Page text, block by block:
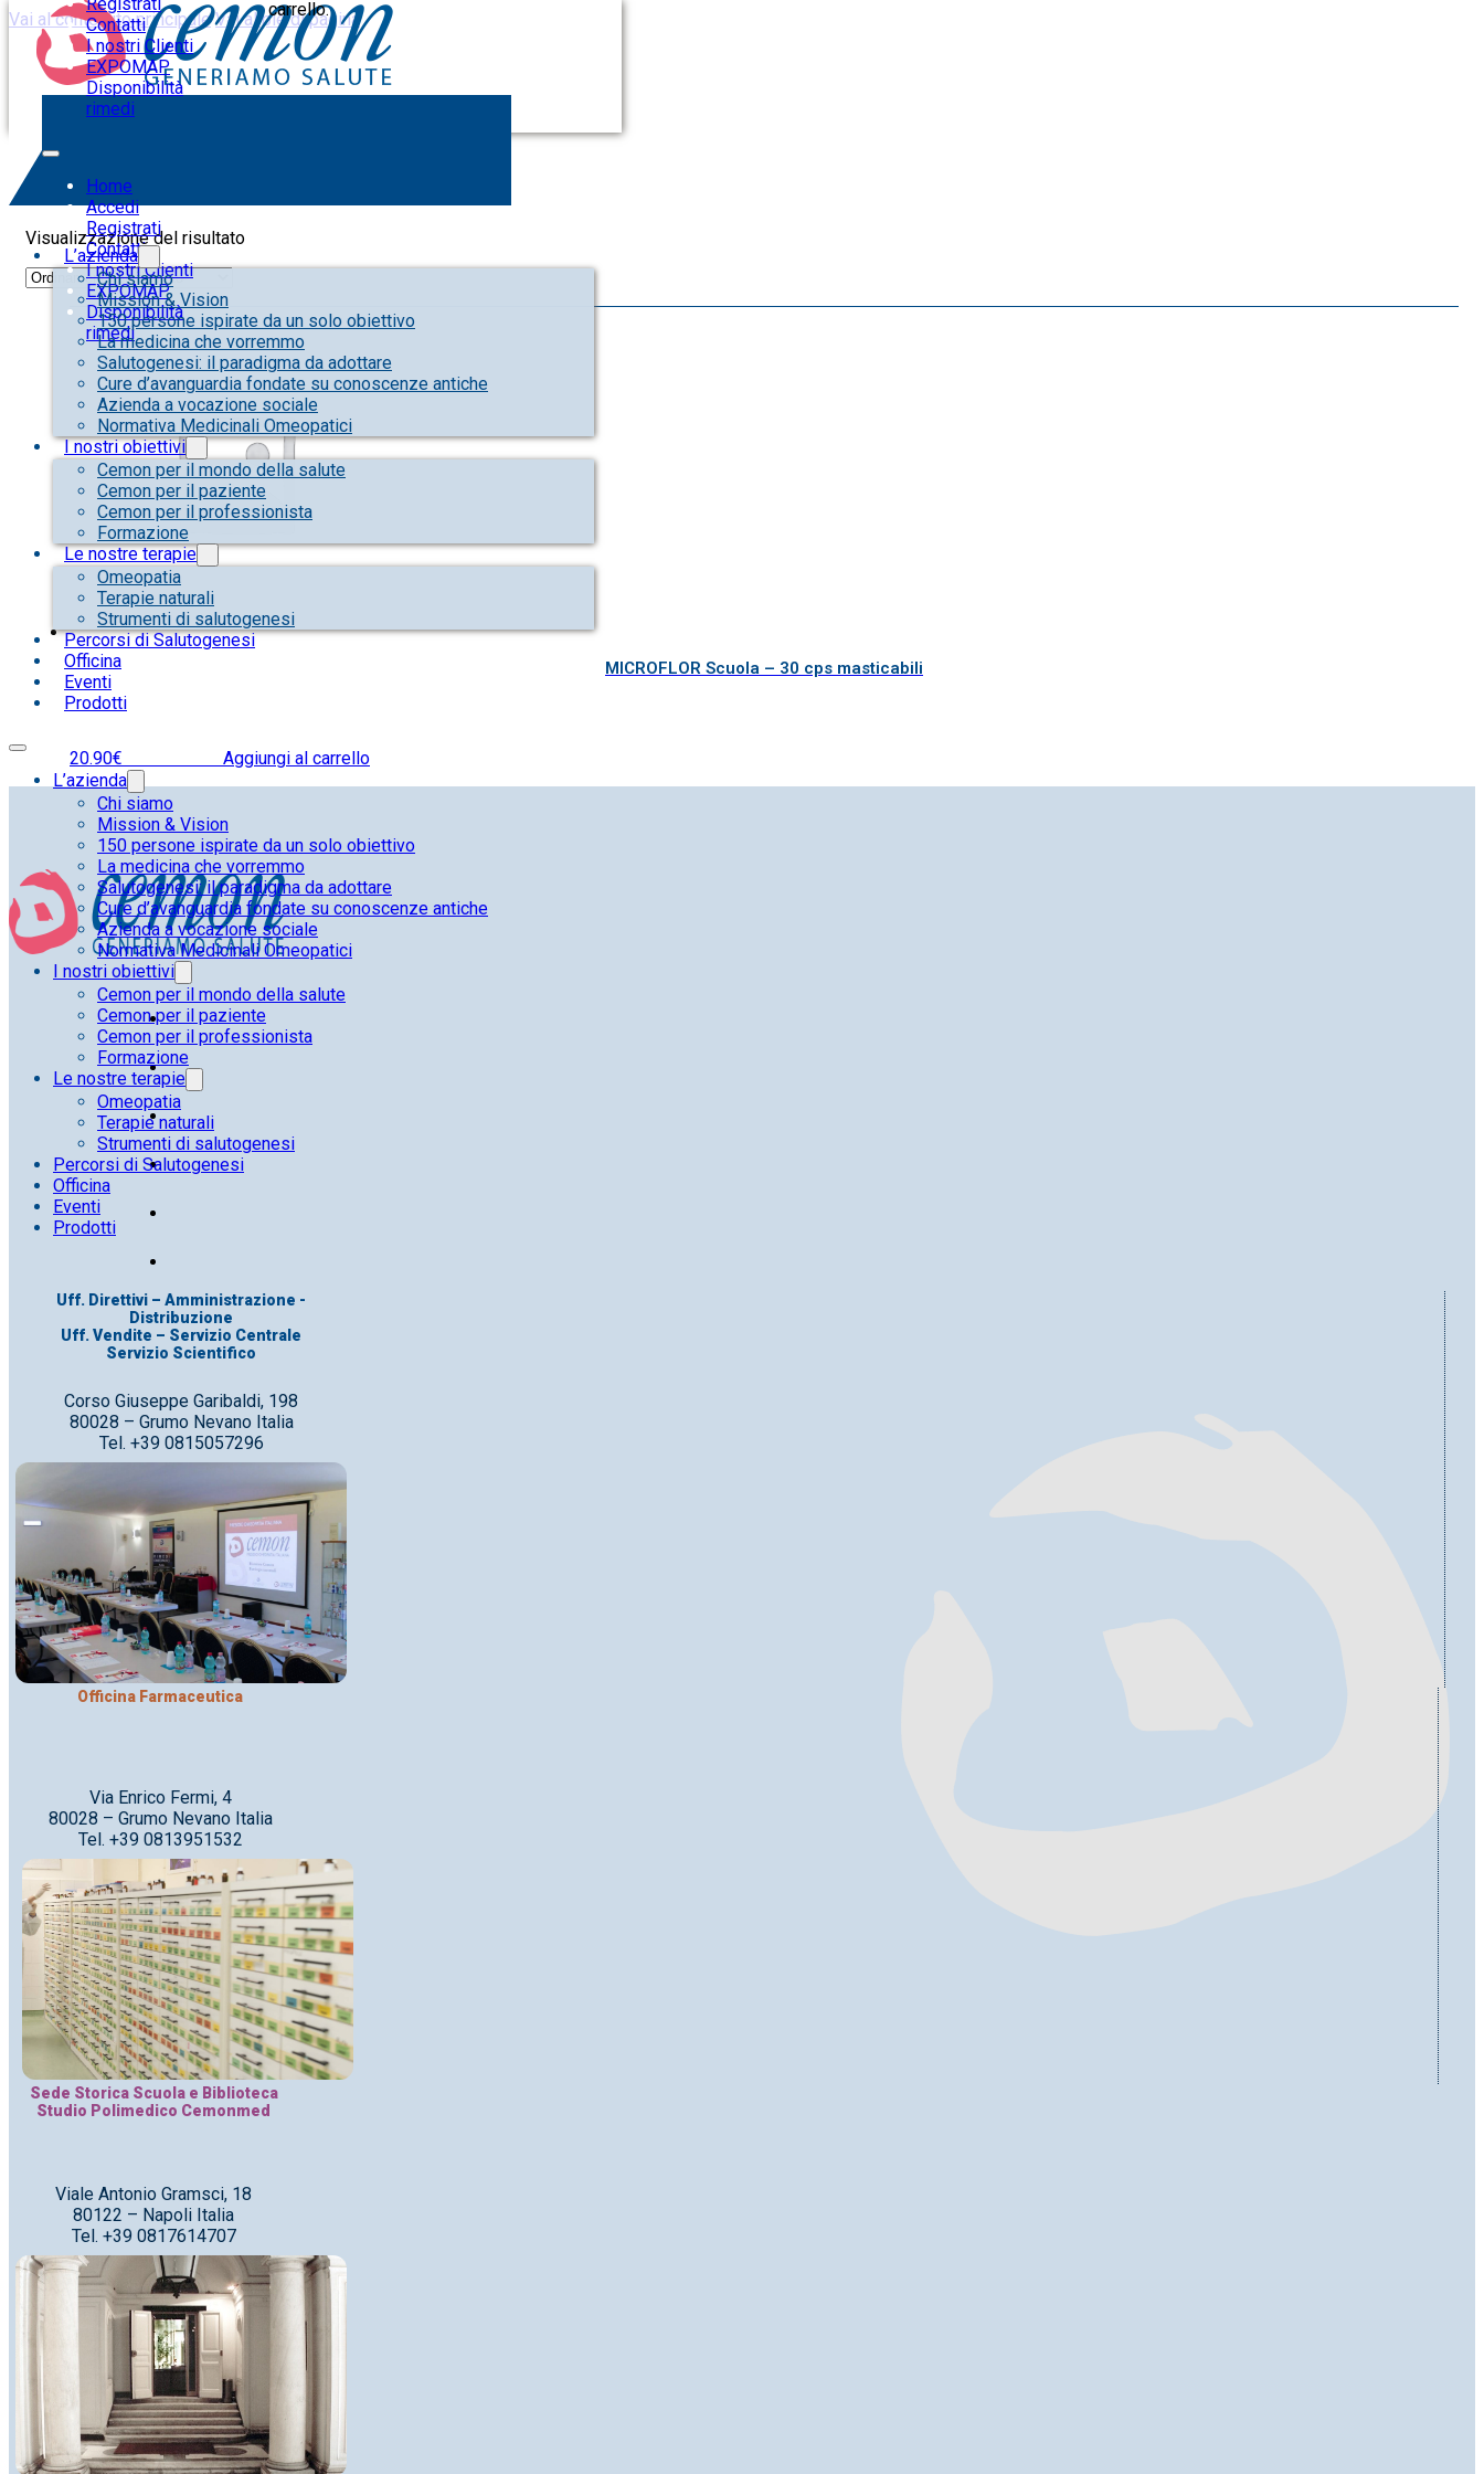
Vai al contenuto principale Vai al piè di pagina
Contatti
I nostri Clienti
EXPOMAP
Disponibilità
rimedi
Home
Accedi
Registrati
Contatti
I nostri Clienti
EXPOMAP
Disponibilità
rimedi
carrello.
L’azienda
Chi siamo
Mission & Vision
150 persone ispirate da un solo obiettivo
La medicina che vorremmo
Salutogenesi: il paradigma da adottare
Cure d’avanguardia fondate su conoscenze antiche
Azienda a vocazione sociale
Normativa Medicinali Omeopatici
I nostri obiettivi
Cemon per il mondo della salute
Cemon per il paziente
Cemon per il professionista
Formazione
Le nostre terapie
Omeopatia
Terapie naturali
Strumenti di salutogenesi
Percorsi di Salutogenesi
Officina
Eventi
Prodotti
L’azienda
Chi siamo
Mission & Vision
150 persone ispirate da un solo obiettivo
La medicina che vorremmo
Salutogenesi: il paradigma da adottare
Cure d’avanguardia fondate su conoscenze antiche
Azienda a vocazione sociale
Normativa Medicinali Omeopatici
I nostri obiettivi
Cemon per il mondo della salute
Cemon per il paziente
Cemon per il professionista
Formazione
Le nostre terapie
Omeopatia
Terapie naturali
Strumenti di salutogenesi
Percorsi di Salutogenesi
Officina
Eventi
Prodotti
Microflor
Visualizzazione del risultato
MICROFLOR Scuola – 30 cps masticabili
20.90€ Aggiungi al carrello
Uff. Direttivi – Amministrazione -
Distribuzione
Uff. Vendite – Servizio Centrale
Servizio Scientifico
Corso Giuseppe Garibaldi, 198
80028 – Grumo Nevano Italia
Tel. +39 0815057296
Officina Farmaceutica
Via Enrico Fermi, 4
80028 – Grumo Nevano Italia
Tel. +39 0813951532
Sede Storica Scuola e Biblioteca
Studio Polimedico Cemonmed
Viale Antonio Gramsci, 18
80122 – Napoli Italia
Tel. +39 0817614707